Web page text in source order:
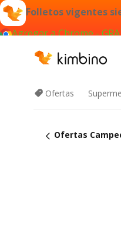
Folletos vigentes
Agregar a Chrome -
Ofertas
Ofertas